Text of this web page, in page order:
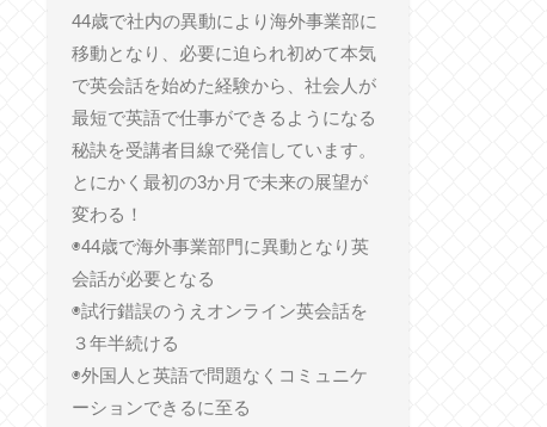
44歳で社内の異動により海外事業部に
移動となり、必要に迫られ初めて本気
で英会話を始めた経験から、社会人が
最短で英語で仕事ができるようになる
秘訣を受講者目線で発信しています。
とにかく最初の3か月で未来の展望が
変わる！
◉44歳で海外事業部門に異動となり英
会話が必要となる
◉試行錯誤のうえオンライン英会話を
３年半続ける
◉外国人と英語で問題なくコミュニケ
ーションできるに至る